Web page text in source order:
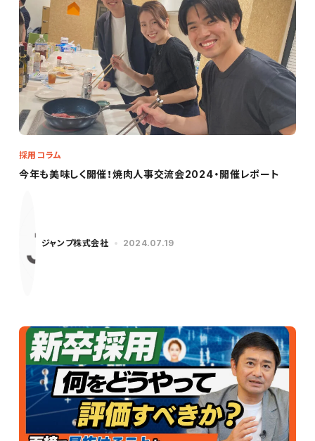
今年も美味しく開催！焼肉人事交流会2024・開催レポート
採用コラム
ジャンプ株式会社 2024.07.19